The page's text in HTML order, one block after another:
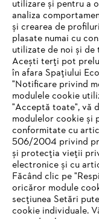
STIHL Romania
Informaţii Utile
IHR
utilizare și pentru a
analiza
și crearea de
plasate numai cu
utilizate de noi și de
Acești terți pot
în afara Spațiului
"Notificare privind
modulele cookie
"Acceptă toate", vă
modulelor cookie și
conformitate cu
506/2004 privind
și protecția vieții
electronice și cu
Făcând clic pe
oricăror module
secțiunea Setări
cookie individuale.